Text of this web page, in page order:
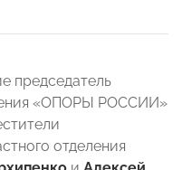
председатель
«ОПОРЫ РОССИИ»
отделения